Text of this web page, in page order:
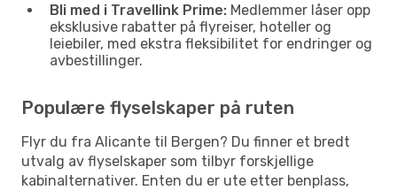
Bli med i Travellink Prime: Medlemmer låser opp
eksklusive rabatter på flyreiser, hoteller og
leiebiler, med ekstra fleksibilitet for endringer og
avbestillinger.
Populære flyselskaper på ruten
Flyr du fra Alicante til Bergen? Du finner et bredt
utvalg av flyselskaper som tilbyr forskjellige
kabinalternativer. Enten du er ute etter benplass,